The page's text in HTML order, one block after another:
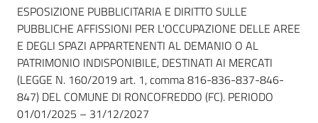
ESPOSIZIONE PUBBLICITARIA E DIRITTO SULLE
PUBBLICHE AFFISSIONI PER L'OCCUPAZIONE DELLE AREE
E DEGLI SPAZI APPARTENENTI AL DEMANIO O AL
PATRIMONIO INDISPONIBILE, DESTINATI AI MERCATI
(LEGGE N. 160/2019 art. 1, comma 816-836-837-846-
847) DEL COMUNE DI RONCOFREDDO (FC). PERIODO
01/01/2025 – 31/12/2027